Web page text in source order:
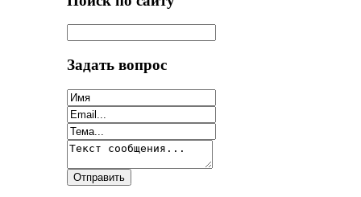
Задать вопрос